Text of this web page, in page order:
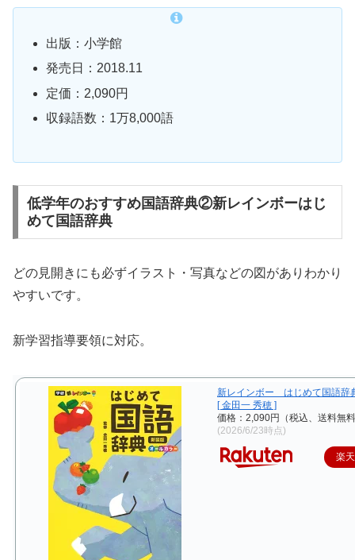
出版：小学館
発売日：2018.11
定価：2,090円
収録語数：1万8,000語
低学年のおすすめ国語辞典②新レインボーはじ
めて国語辞典
どの見開きにも必ずイラスト・写真などの図がありわかり
やすいです。
新学習指導要領に対応。
新レインボー はじめて国語
[ 金田一 秀穂 ]
価格：2,090円（税込、送料無
(2026/6/23時点)
楽